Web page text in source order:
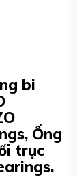
bi
Ống
trục